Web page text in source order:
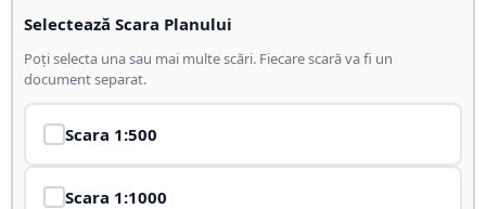
Selectează Scara Planului
Poți selecta una sau mai multe scări. Fiecare scară va fi un
document separat.
Scara 1:500
Scara 1:1000